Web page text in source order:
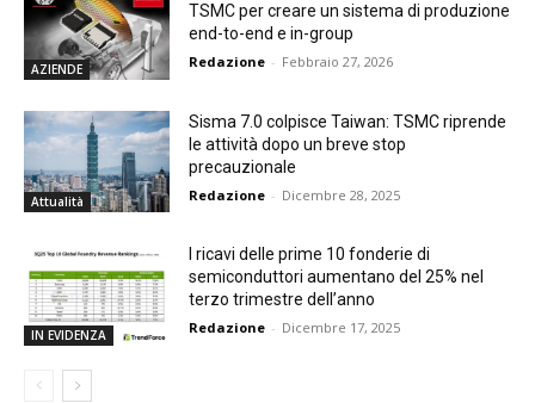
AZIENDE
TSMC per creare un sistema di produzione
end-to-end e in-group
Redazione - Febbraio 27, 2026
Attualità
Sisma 7.0 colpisce Taiwan: TSMC riprende
le attività dopo un breve stop
precauzionale
Redazione - Dicembre 28, 2025
IN EVIDENZA
I ricavi delle prime 10 fonderie di
semiconduttori aumentano del 25% nel
terzo trimestre dell’anno
Redazione - Dicembre 17, 2025